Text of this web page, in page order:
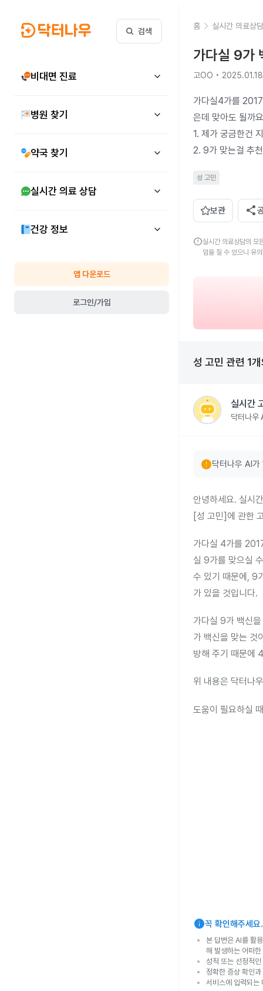
검색
비대면 진료
병원 찾기
약국 찾기
실시간 의료 상담
건강 정보
앱 다운로드
로그인/가입
홈 실시간 의료상담
가다실 9가
고OO • 2025.01.18
가다실4가를
은데 맞아도 될까
1. 제가 궁금한건
2. 9가 맞는걸 추
성 고민
보관 share
error실시간 의료상담의 모
임을 질 수 있으니 유
성 고민 관련 1
실시간
닥터나우
error닥터나우 AI
안녕하세요. 실시
[성 고민]에 관한
가다실 4가를
실 9가를 맞으실
수 있기 때문에, 9
가 있을 것입니다.
가다실 9가 백신
가 백신을 맞는
방해 주기 때문에
위 내용은 닥터나
도움이 필요하실
info꼭 확인해주세요.
본 답변은 AI를 활
해 발생하는 어떠
성적 또는 선정적
정확한 증상 확인
서비스에 입력되